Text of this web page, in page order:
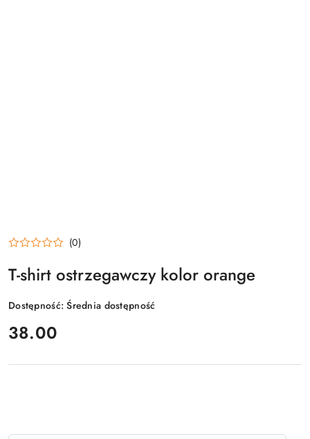
(0)
T-shirt ostrzegawczy kolor orange
Dostępność:Średnia dostępność
cena:
38.00